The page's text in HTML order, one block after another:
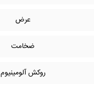
عرض
ضخامت
روکش آلومینیوم